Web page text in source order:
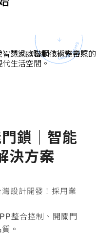
鎖｜智能
決方案
設計開發！採用業
整合控制、開關門
。